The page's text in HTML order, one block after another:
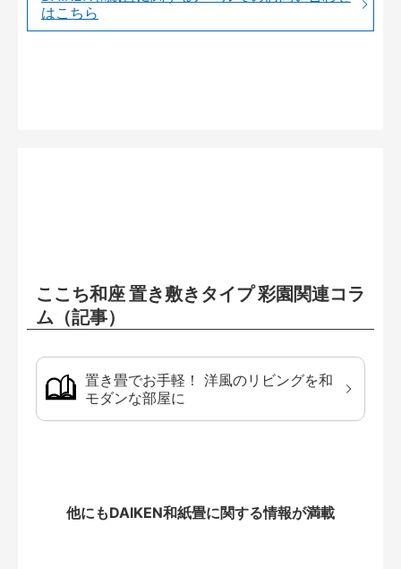
はこちら
ここち和座 置き敷きタイプ 彩園関連コラ
ム（記事）
置き畳でお手軽！ 洋風のリビングを和
モダンな部屋に
他にもDAIKEN和紙畳に関する情報が満載